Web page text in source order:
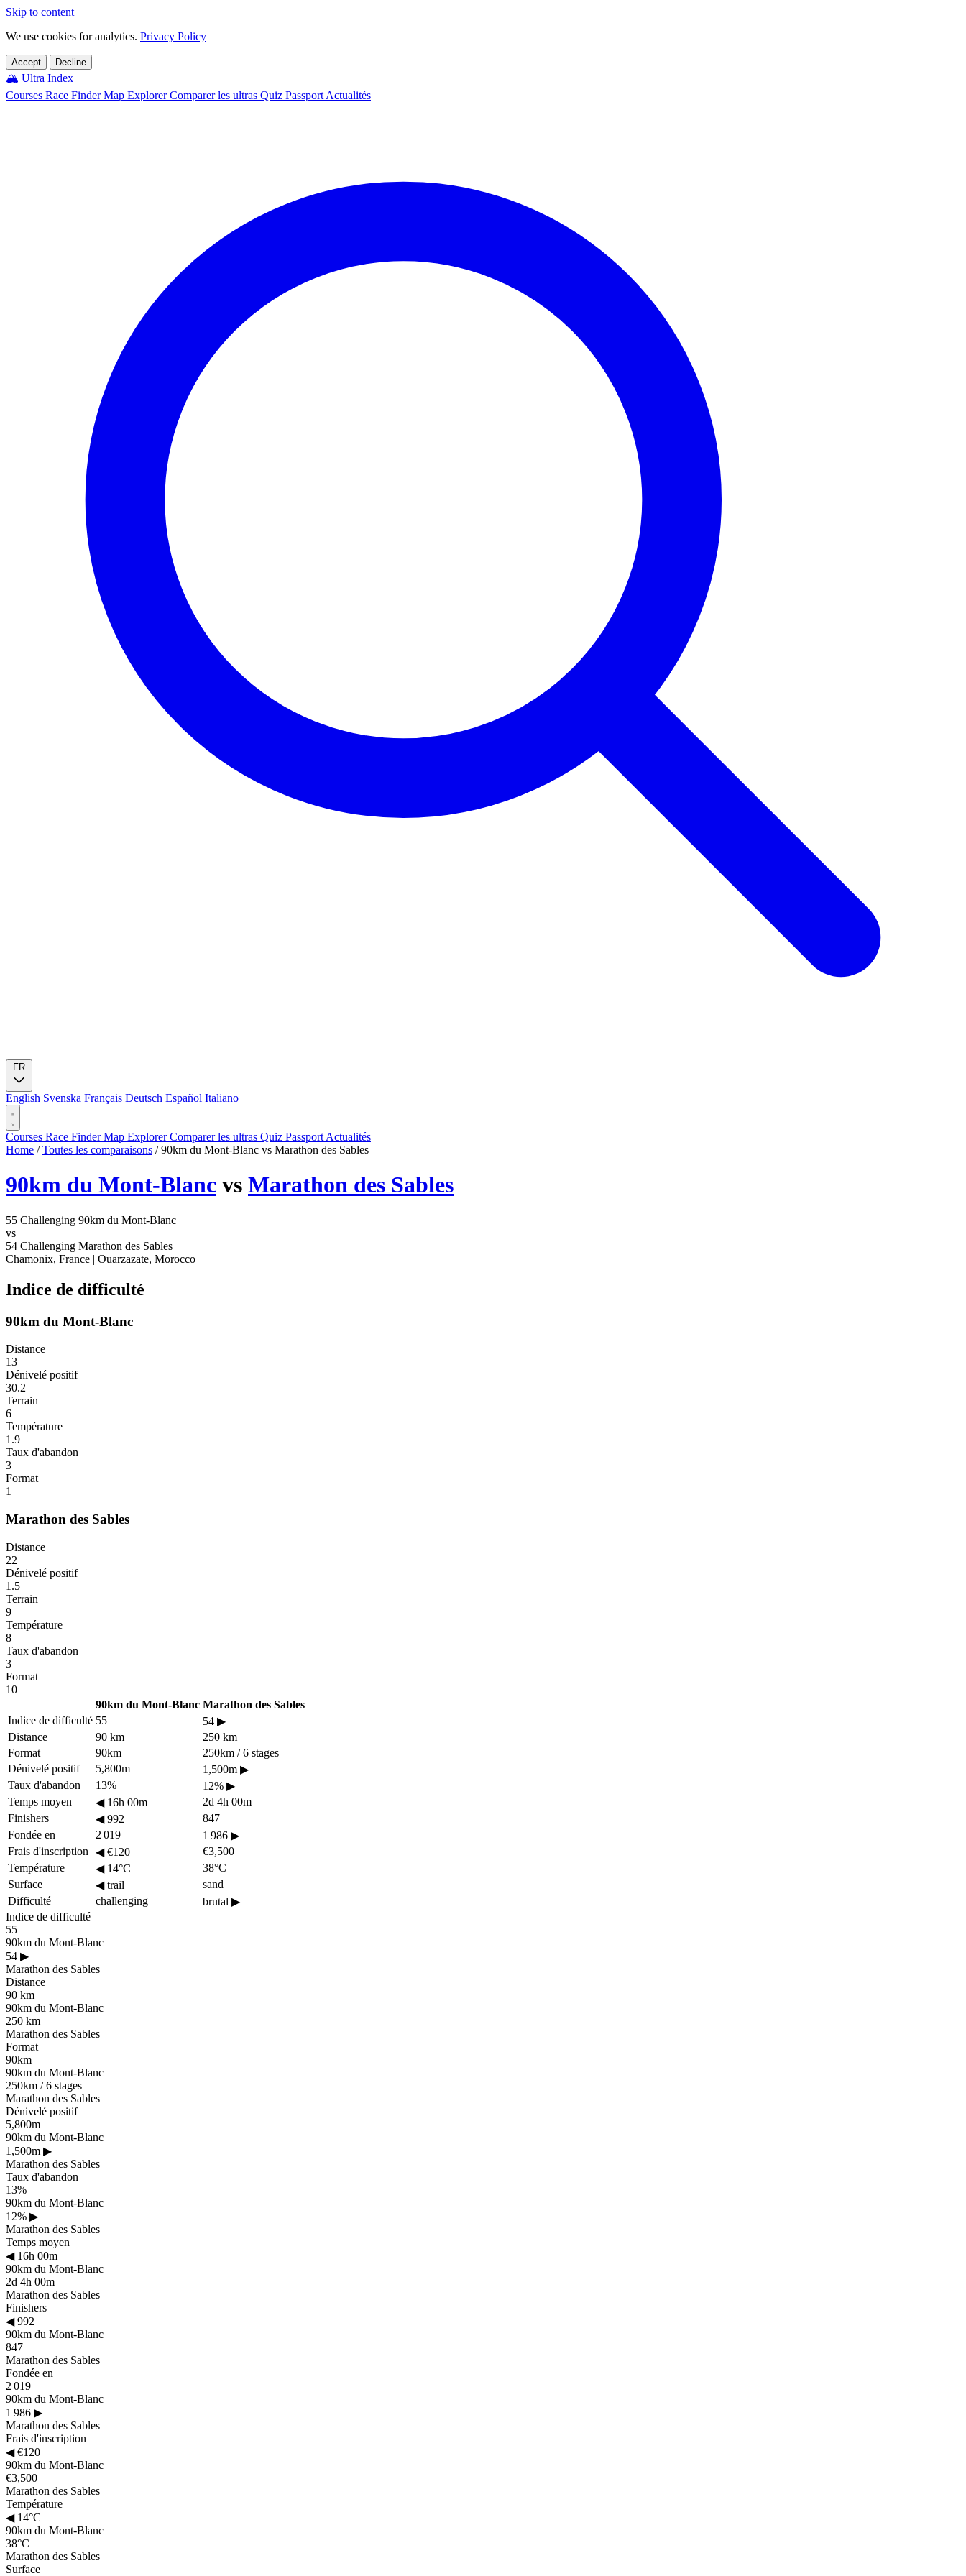
Skip to content
We use cookies for analytics. Privacy Policy
Accept Decline
🏔️ Ultra Index
Courses Race FinderMap ExplorerComparer les ultras Quiz Passport Actualités
English Svenska Français Deutsch Español Italiano
Courses Race FinderMap ExplorerComparer les ultras Quiz Passport Actualités
Home / Toutes les comparaisons / 90km du Mont-Blanc vs Marathon des Sables
90km du Mont-Blanc vs Marathon des Sables
55 Challenging 90km du Mont-Blanc
vs
54 Challenging Marathon des Sables
Chamonix, France | Ouarzazate, Morocco
Indice de difficulté
90km du Mont-Blanc
Distance
13
Dénivelé positif
30.2
Terrain
6
Température
1.9
Taux d'abandon
3
Format
1
Marathon des Sables
Distance
22
Dénivelé positif
1.5
Terrain
9
Température
8
Taux d'abandon
3
Format
10
90km du Mont-Blanc Marathon des Sables
Indice de difficulté 55 54 ▶
Distance
90 km
250 km
Format
90km
250km / 6 stages
Dénivelé positif
5,800m 1,500m ▶
Taux d'abandon
13% 12% ▶
Temps moyen
◀16h 00m
2d 4h 00m
Finishers
◀992
847
Fondée en
2 019 1 986 ▶
Frais d'inscription
◀€120
€3,500
Température
◀14°C
38°C
Surface
◀trail
sand
Difficulté
challenging brutal ▶
Indice de difficulté
55
90km du Mont-Blanc
54 ▶
Marathon des Sables
Distance
90 km
90km du Mont-Blanc
250 km
Marathon des Sables
Format
90km
90km du Mont-Blanc
250km / 6 stages
Marathon des Sables
Dénivelé positif
5,800m
90km du Mont-Blanc
1,500m ▶
Marathon des Sables
Taux d'abandon
13%
90km du Mont-Blanc
12% ▶
Marathon des Sables
Temps moyen
◀16h 00m
90km du Mont-Blanc
2d 4h 00m
Marathon des Sables
Finishers
◀992
90km du Mont-Blanc
847
Marathon des Sables
Fondée en
2 019
90km du Mont-Blanc
1 986 ▶
Marathon des Sables
Frais d'inscription
◀€120
90km du Mont-Blanc
€3,500
Marathon des Sables
Température
◀14°C
90km du Mont-Blanc
38°C
Marathon des Sables
Surface